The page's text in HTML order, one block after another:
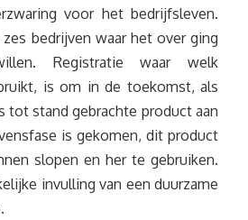
voor het bedrijfsleven.
bedrijven waar het over ging
Registratie waar welk
is om in de toekomst, als
tot stand gebrachte product aan
is gekomen, dit product
slopen en her te gebruiken.
invulling van een duurzame